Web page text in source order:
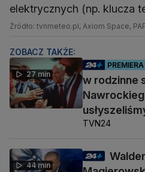
elektrycznych (np. klucza
Źródło: tvnmeteo.pl, Axiom Space,
ZOBACZ TAKŻE:
27 min
PREMIERA
w rodzinne
TVN24
44 min